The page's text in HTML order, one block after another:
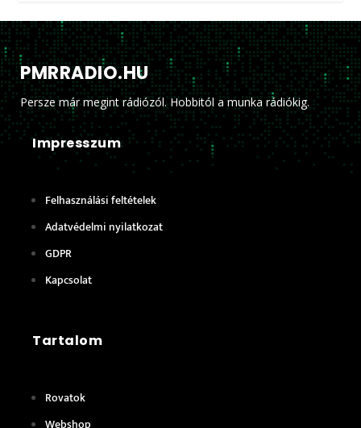
PMRRADIO.HU
Persze már megint rádiózól. Hobbitól a munka rádiókig.
Impresszum
Felhasználási feltételek
Adatvédelmi nyilatkozat
GDPR
Kapcsolat
Tartalom
Rovatok